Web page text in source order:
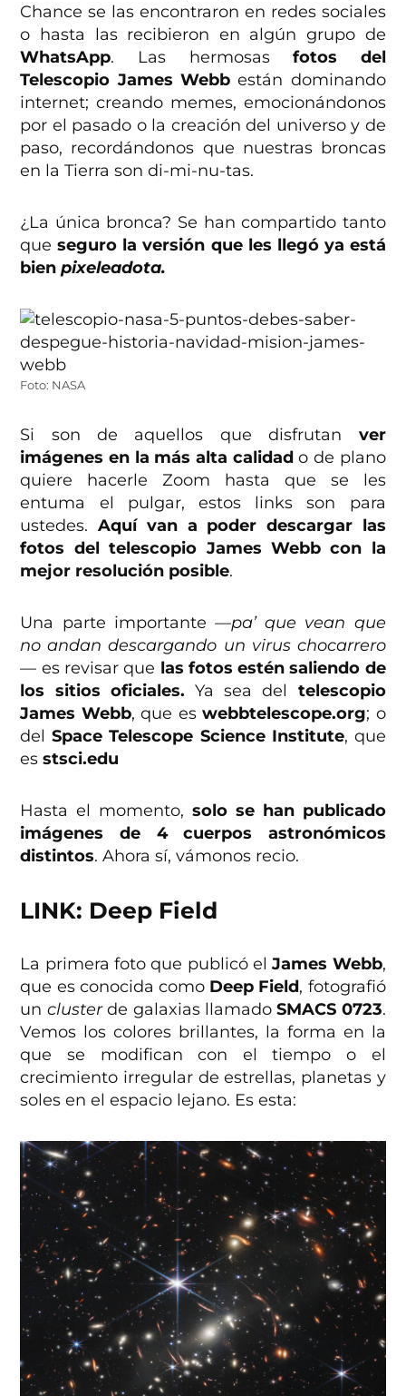
Chance se las encontraron en redes sociales
o hasta las recibieron en algún grupo de
WhatsApp. Las hermosasfotos del
Telescopio James Webbestán dominando
internet; creando memes, emocionándonos
por el pasado o la creación del universo y de
paso, recordándonos que nuestras broncas
en la Tierra son di-mi-nu-tas.
¿La única bronca? Se han compartido tanto
queseguro la versión que les llegó ya está
bienpixeleadota.
Foto: NASA
Si son de aquellos que disfrutan ver
imágenes en la más alta calidado de plano
quiere hacerle Zoom hasta que se les
entuma el pulgar, estos links son para
ustedes.Aquí van a poder descargar las
fotos del telescopio James Webb con la
mejor resolución posible.
Una parte importante —pa’ que vean que
no andan descargando un virus chocarrero
— es revisar que las fotos estén saliendo de
los sitios oficiales. Ya sea del telescopio
James Webb, que eswebbtelescope.org; o
delSpace Telescope Science Institute, que
esstsci.edu
Hasta el momento, solo se han publicado
imágenes de 4 cuerpos astronómicos
distintos. Ahora sí, vámonos recio.
LINK: Deep Field
La primera foto que publicó elJames Webb,
que es conocida como Deep Field, fotografió
un clusterde galaxias llamadoSMACS 0723.
Vemos los colores brillantes, la forma en la
que se modifican con el tiempo o el
crecimiento irregular de estrellas, planetas y
soles en el espacio lejano. Es esta: